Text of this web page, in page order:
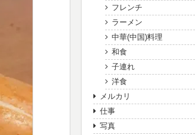
フレンチ
ラーメン
中華(中国)料理
和食
子連れ
洋食
メルカリ
仕事
写真